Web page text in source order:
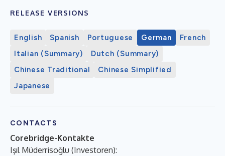
RELEASE VERSIONS
English Spanish Portuguese German
French
Italian (Summary)
Dutch (Summary)
Chinese Traditional
Chinese Simplified
Japanese
CONTACTS
Corebridge-Kontakte
Işıl Müderrisoğlu (Investoren):